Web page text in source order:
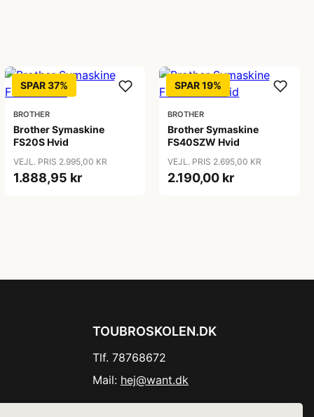
SPAR 37%
BROTHER
Brother Symaskine
FS20S Hvid
VEJL. PRIS 2.995,00 KR
1.888,95 kr
SPAR 19%
BROTHER
Brother Symaskine
FS40SZW Hvid
VEJL. PRIS 2.695,00 KR
2.190,00 kr
TOUBROSKOLEN.DK
Tlf. 78768672
Mail: hej@want.dk